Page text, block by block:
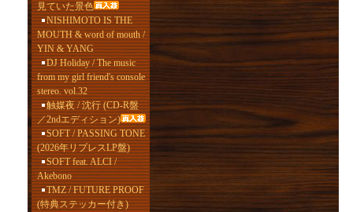
見ていた景色
NISHIMOTO IS THE
MOUTH & word of mouth /
YIN & YANG
DJ Holiday / The music
from my girl friend's console
stereo. vol.32
触媒夜 / 沈行 (CD-R盤
／2ndエディション)
SOFT / PASSING TONE
(2026年リプレスLP盤)
SOFT feat. ALCI /
Akebono
TMZ / FUTURE PROOF
(特典ステッカー付き)